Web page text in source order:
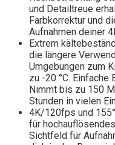
und Detailtreue
Farbkorrektur und
Aufnahmen deiner
Extrem
die längere
Umgebungen zum
zu -20 °C. Einfache
Nimmt bis zu 150
Stunden in vielen
4K/120fps und
für
Sichtfeld für